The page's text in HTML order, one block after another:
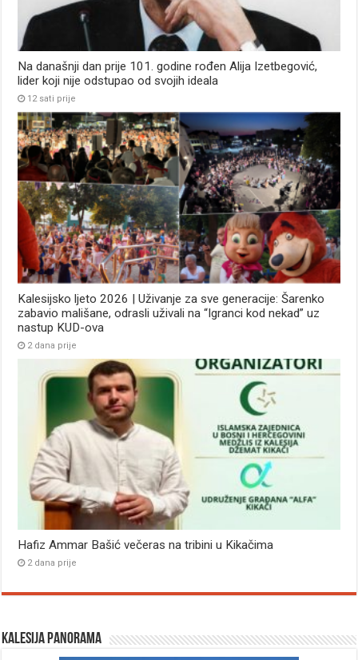
Na današnji dan prije 101. godine rođen Alija Izetbegović,
lider koji nije odstupao od svojih ideala
12 sati prije
Kalesijsko ljeto 2026 | Uživanje za sve generacije: Šarenko
zabavio mališane, odrasli uživali na “Igranci kod nekad” uz
nastup KUD-ova
2 dana prije
Hafiz Ammar Bašić večeras na tribini u Kikačima
2 dana prije
Kalesija panorama